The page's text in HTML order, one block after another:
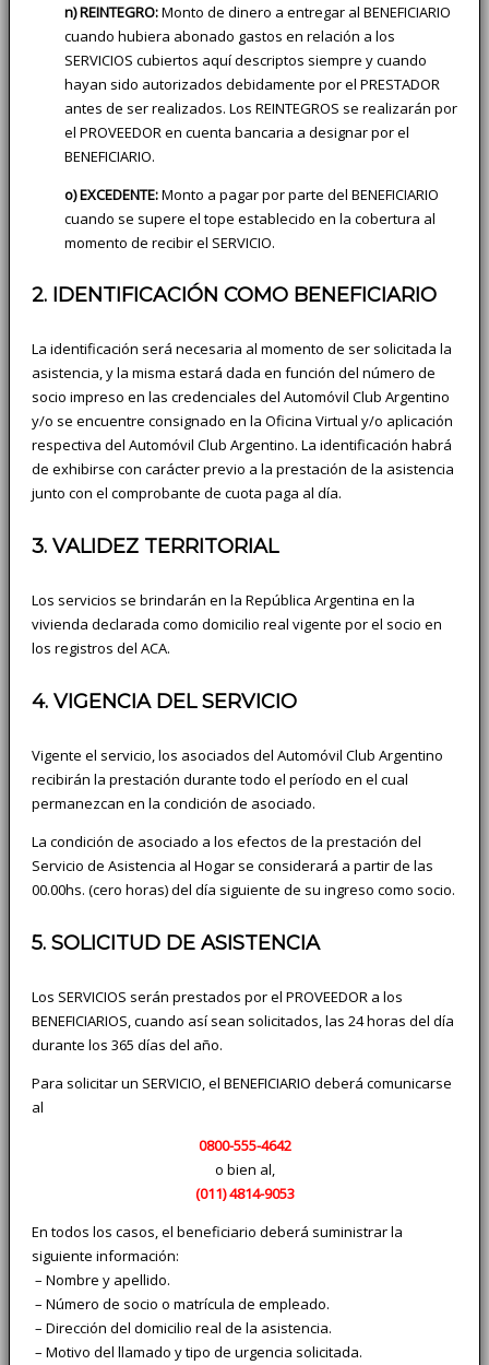
n) REINTEGRO:Monto de dinero a entregar al BENEFICIARIO
cuando hubiera abonado gastos en relación a los
SERVICIOS cubiertos aquí descriptos siempre y cuando
hayan sido autorizados debidamente por el PRESTADOR
antes de ser realizados. Los REINTEGROS se realizarán por
el PROVEEDOR en cuenta bancaria a designar por el
BENEFICIARIO.
o) EXCEDENTE:Monto a pagar por parte del BENEFICIARIO
cuando se supere el tope establecido en la cobertura al
momento de recibir el SERVICIO.
2. IDENTIFICACIÓN COMO BENEFICIARIO
La identificación será necesaria al momento de ser solicitada la
asistencia, y la misma estará dada en función del número de
socio impreso en las credenciales del Automóvil Club Argentino
y/o se encuentre consignado en la Oficina Virtual y/o aplicación
respectiva del Automóvil Club Argentino. La identificación habrá
de exhibirse con carácter previo a la prestación de la asistencia
junto con el comprobante de cuota paga al día.
3. VALIDEZ TERRITORIAL
Los servicios se brindarán en la República Argentina en la
vivienda declarada como domicilio real vigente por el socio en
los registros del ACA.
4. VIGENCIA DEL SERVICIO
Vigente el servicio, los asociados del Automóvil Club Argentino
recibirán la prestación durante todo el período en el cual
permanezcan en la condición de asociado.
La condición de asociado a los efectos de la prestación del
Servicio de Asistencia al Hogar se considerará a partir de las
00.00hs. (cero horas) del día siguiente de su ingreso como socio.
5. SOLICITUD DE ASISTENCIA
Los SERVICIOS serán prestados por el PROVEEDOR a los
BENEFICIARIOS, cuando así sean solicitados, las 24 horas del día
durante los 365 días del año.
Para solicitar un SERVICIO, el BENEFICIARIO deberá comunicarse
al
0800-555-4642
o bien al,
(011)4814-9053
En todos los casos, el beneficiario deberá suministrar la
siguiente información:
­ – Nombre y apellido.
­ – Número de socio o matrícula de empleado.
­ – Dirección del domicilio real de la asistencia.
­ – Motivo del llamado y tipo de urgencia solicitada.